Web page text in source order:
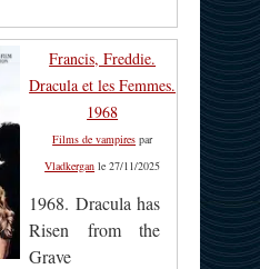
Francis, Freddie.
Dracula et les Femmes.
1968
Films de vampires par
Vladkergan le 27/11/2025
1968. Dracula has
Risen from the
Grave